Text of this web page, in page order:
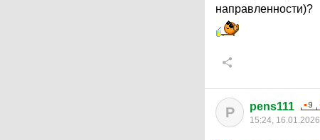
направленности)?
P pens111
15:24, 16.01.2026